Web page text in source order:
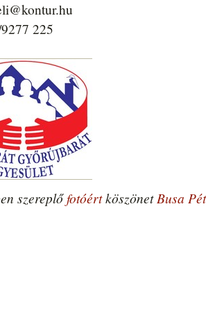
225
szereplőfotóértköszönetBusa